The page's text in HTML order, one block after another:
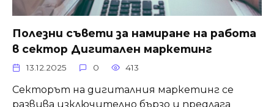
Полезни съвети за намиране на работа
в сектор Дигитален маркетинг
13.12.2025 0 413
Секторът на дигиталния маркетинг се
развива изключително бързо и предлага